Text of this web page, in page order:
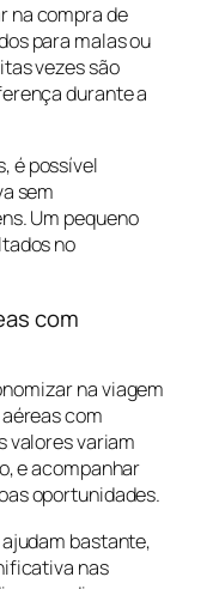
na compra de
para malas ou
vezes são
durante a
é possível
sem
Um pequeno
no
com
na viagem
com
valores variam
e acompanhar
oportunidades.
bastante,
nas